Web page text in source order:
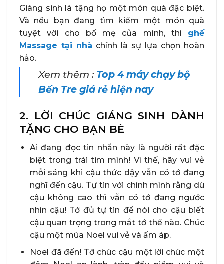
Giáng sinh là tặng họ một món quà đặc biệt.
Và nếu bạn đang tìm kiếm một món quà
tuyệt vời cho bố mẹ của mình, thì g hế
Massage tại nhà chính là sự lựa chọn hoàn
hảo.
Xem thêm : Top 4 máy chạy bộ
Bến Tre giá rẻ hiện nay
2. LỜI CHÚC GIÁNG SINH DÀNH
TẶNG CHO BẠN BÈ
Ai đang đọc tin nhắn này là người rất đặc
biệt trong trái tim mình! Vì thế, hãy vui vẻ
mỗi sáng khi cậu thức dậy vẫn có tớ đang
nghĩ đến cậu. Tự tin với chính mình rằng dù
cậu không cao thì vẫn có tớ đang ngước
nhìn cậu! Tớ đủ tự tin để nói cho cậu biết
cậu quan trọng trong mắt tớ thế nào. Chúc
cậu một mùa Noel vui vẻ và ấm áp.
Noel đã đến! Tớ chúc cậu một lời chúc một